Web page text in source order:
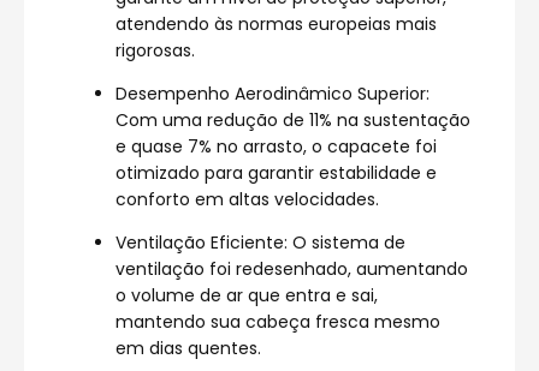
atendendo às normas europeias mais
rigorosas.
Desempenho Aerodinâmico Superior:
Com uma redução de 11% na sustentação
e quase 7% no arrasto, o capacete foi
otimizado para garantir estabilidade e
conforto em altas velocidades.
Ventilação Eficiente: O sistema de
ventilação foi redesenhado, aumentando
o volume de ar que entra e sai,
mantendo sua cabeça fresca mesmo
em dias quentes.